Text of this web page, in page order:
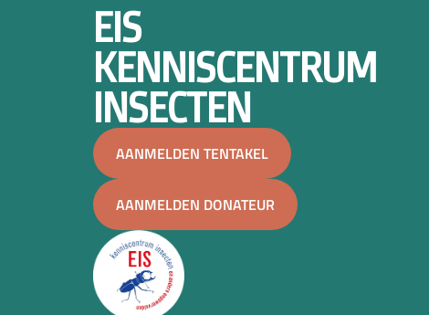
EIS
KENNISCENTRUM
INSECTEN
AANMELDEN TENTAKEL
AANMELDEN DONATEUR